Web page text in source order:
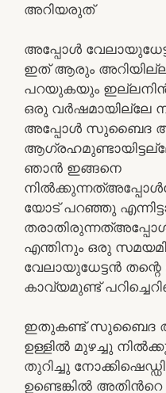
അറിയരുത്
അപ്പോൾ
ഇത് ആരും
പറയുകയും
ഒരു വർഷമായില്ലേ
അപ്പോൾ സുബൈദ
ഞാൻ ഇങ്ങനെ
യോട് പറഞ്ഞു
എന്തിനും ഒരു
വേലായുധേട്ടൻ തന്റെ
കാവ്യമുണ്ട്
ഇതുകണ്ട് സുബൈദ
ഉള്ളിൽ മുഴച്ചു
തുറിച്ചു
ഉണ്ടെങ്കിൽ അതിൻറെ